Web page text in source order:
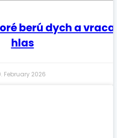
berú dych a
hlas
February 2026